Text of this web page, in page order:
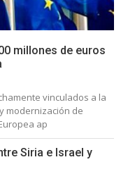
millones de euros
vinculados a la
modernización de
ap
Siria e Israel y